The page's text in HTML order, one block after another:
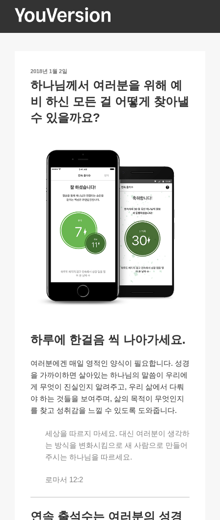
YOUVERSION
작
성
일
자
2018년 1월 2일
하나님께서 여러분을 위해 예
비 하신 모든 걸 어떻게 찾아낼
수 있을까요?
하루에 한걸음 씩 나아가세요.
여러분에겐 매일 영적인 양식이 필요합니다. 성경
을 가까이하면 살아있는 하나님의 말씀이 우리에
게 무엇이 진실인지 알려주고, 우리 삶에서 다뤄
야 하는 것들을 보여주며, 삶의 목적이 무엇인지
를 찾고 성취감을 느낄 수 있도록 도와줍니다.
세상을 따르지 마세요. 대신 여러분이 생각하
는 방식을 변화시킴으로 새 사람으로 만들어
주시는 하나님을 따르세요.
로마서 12:2
연속 출석수는 여러분의 성경